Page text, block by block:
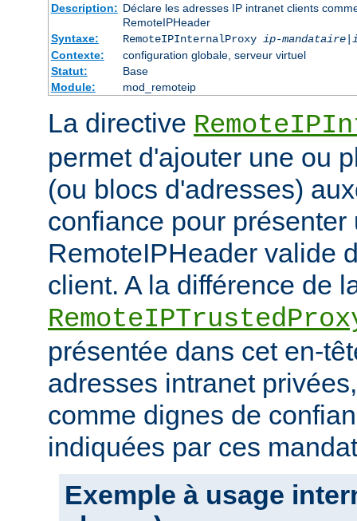
Description: Déclare les adresses IP intranet clients
RemoteIPHeader
Syntaxe:
RemoteIPInternalProxy ip-mandataire|
Contexte:
configuration globale, serveur virtuel
Statut:
Base
Module:
mod_remoteip
La directive
permet d'ajouter une ou
(ou blocs d'adresses)
confiance pour présenter
RemoteIPHeader valide
client. A la différence de
présentée dans cet en-
adresses intranet
comme dignes de
indiquées par ces
Exemple à usage